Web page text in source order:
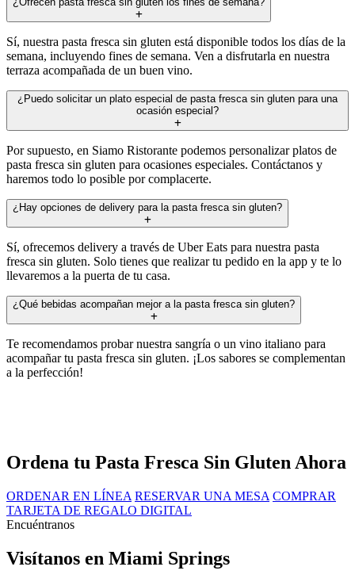
Sí, nuestra pasta fresca sin gluten está disponible todos los días de la
semana, incluyendo fines de semana. Ven a disfrutarla en nuestra
terraza acompañada de un buen vino.
¿Puedo solicitar un plato especial de pasta fresca sin gluten para una
ocasión especial?
Por supuesto, en Siamo Ristorante podemos personalizar platos de
pasta fresca sin gluten para ocasiones especiales. Contáctanos y
haremos todo lo posible por complacerte.
¿Hay opciones de delivery para la pasta fresca sin gluten?
Sí, ofrecemos delivery a través de Uber Eats para nuestra pasta
fresca sin gluten. Solo tienes que realizar tu pedido en la app y te lo
llevaremos a la puerta de tu casa.
¿Qué bebidas acompañan mejor a la pasta fresca sin gluten?
Te recomendamos probar nuestra sangría o un vino italiano para
acompañar tu pasta fresca sin gluten. ¡Los sabores se complementan
a la perfección!
Ordena tu Pasta Fresca Sin Gluten Ahora
ORDENAR EN LÍNEA RESERVAR UNA MESA COMPRAR
TARJETA DE REGALO DIGITAL
Encuéntranos
Visítanos en Miami Springs